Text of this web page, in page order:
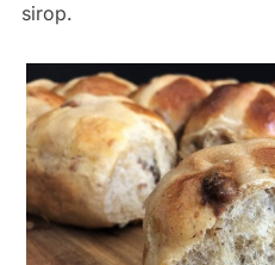
sirop.